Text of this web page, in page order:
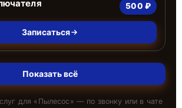
500 ₽
Записаться
Показать всё
для « Пылесос » — по звонку или в чате